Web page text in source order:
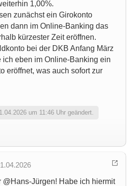
1,00%.
zunächst ein Girokonto
dann im Online-Banking das
kürzester Zeit eröffnen.
bei der DKB Anfang März
ich eben im Online-Banking ein
eröffnet, was auch sofort zur
um 11:46 Uhr geändert.
Jürgen! Habe ich hiermit